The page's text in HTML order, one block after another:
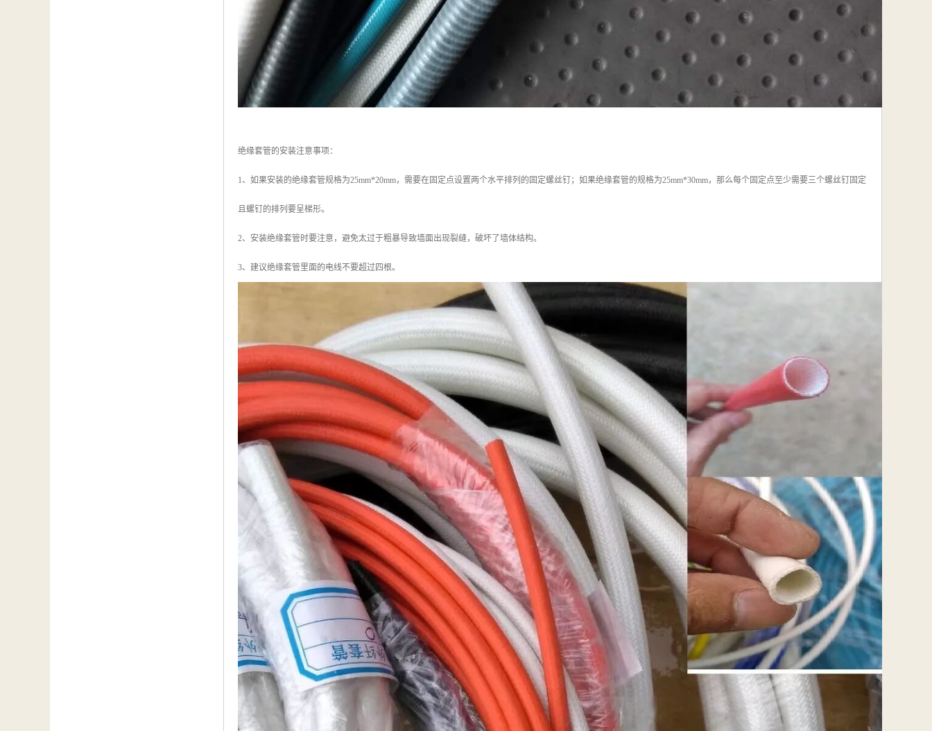
绝缘套管的安装注意事项：
1、如果安装的绝缘套管规格为25mm*20mm，需要在固定点设置两个水平排列的固定螺丝钉；如果绝缘套管的规格为25mm*30mm，那么每个固定点至少需要三个螺丝钉固定
且螺钉的排列要呈梯形。
2、安装绝缘套管时要注意，避免太过于粗暴导致墙面出现裂缝，破坏了墙体结构。
3、建议绝缘套管里面的电线不要超过四根。